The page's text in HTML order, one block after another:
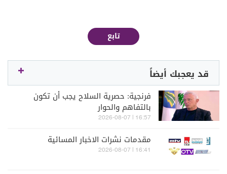
تابع
قد يعجبك أيضاً
فرنجية: حصرية السلاح يجب أن تكون
بالتفاهم والحوار
16:57 | 2026-08-07
مقدمات نشرات الاخبار المسائية
16:41 | 2026-08-07